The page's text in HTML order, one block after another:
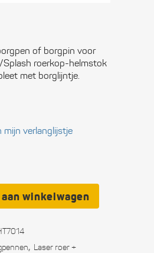
of borgpin voor
Splash roerkop-helmstok
met borglijntje.
mijn verlanglijstje
winkelwagen
, Laser roer +